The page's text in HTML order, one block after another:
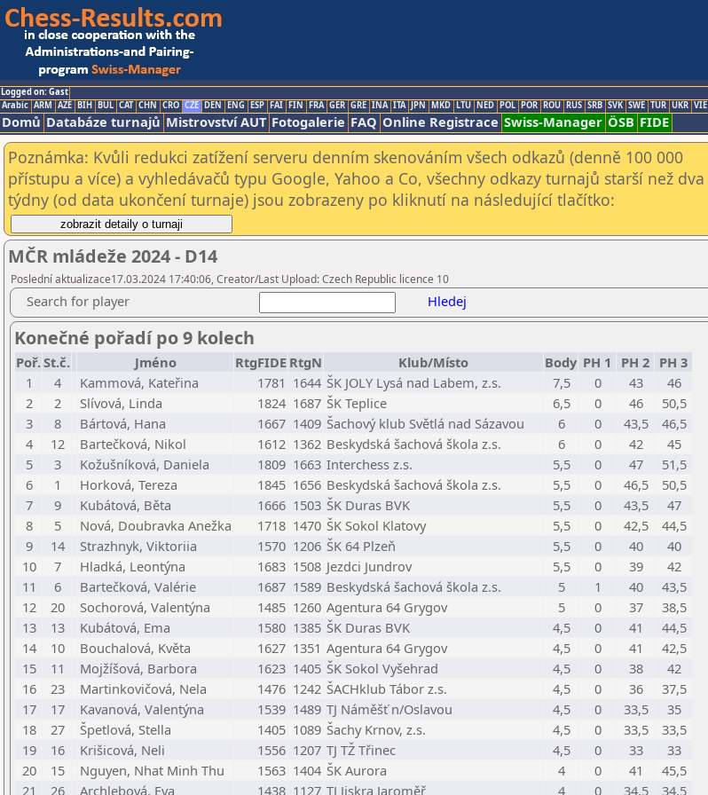
Logged on: Gast
Arabic ARM AZE BIH BUL CAT CHN CRO CZE DEN ENG ESP FAI FIN FRA GER GRE INA ITA JPN MKD LTU NED POL POR ROU RUS SRB SVK SWE TUR UKR VIE
Domů Databáze turnajů Mistrovství AUT Fotogalerie FAQ Online Registrace Swiss-Manager ÖSB FIDE
Poznámka: Kvůli redukci zatížení serveru denním skenováním všech odkazů (denně 100 000
přístupu a více) a vyhledávačů typu Google, Yahoo a Co, všechny odkazy turnajů starší než dva
týdny (od data ukončení turnaje) jsou zobrazeny po kliknutí na následující tlačítko:
MČR mládeže 2024 - D14
Poslední aktualizace17.03.2024 17:40:06, Creator/Last Upload: Czech Republic licence 10
Search for player Hledej
Konečné pořadí po 9 kolech
Poř.St.č. Jméno RtgFIDE RtgN Klub/Místo Body PH 1 PH 2 PH 3
1
4 Kammová, Kateřina 1781 1644 ŠK JOLY Lysá nad Labem, z.s. 7,5 0 43
46
2
2 Slívová, Linda 1824 1687 ŠK Teplice 6,5 0 46
50,5
3
8 Bártová, Hana 1667 1409 Šachový klub Světlá nad Sázavou 6 0 43,5
46,5
4
12 Bartečková, Nikol 1612 1362 Beskydská šachová škola z.s. 6 0 42
45
5
3 Kožušníková, Daniela 1809 1663 Interchess z.s. 5,5 0 47
51,5
6
1 Horková, Tereza 1845 1656 Beskydská šachová škola z.s. 5,5 0 46,5
50,5
7
9 Kubátová, Běta 1666 1503 ŠK Duras BVK 5,5 0 43,5
47
8
5 Nová, Doubravka Anežka 1718 1470 ŠK Sokol Klatovy 5,5 0 42,5
44,5
9
14 Strazhnyk, Viktoriia 1570 1206 ŠK 64 Plzeň 5,5 0 40
40
10
7 Hladká, Leontýna 1683 1508 Jezdci Jundrov 5,5 0 39
42
11
6 Bartečková, Valérie 1687 1589 Beskydská šachová škola z.s. 5 1 40
43,5
12
20 Sochorová, Valentýna 1485 1260 Agentura 64 Grygov 5 0 37
38,5
13
13 Kubátová, Ema 1580 1385 ŠK Duras BVK 4,5 0 41
44,5
14
10 Bouchalová, Květa 1627 1351 Agentura 64 Grygov 4,5 0 41
42,5
15
11 Mojžíšová, Barbora 1623 1405 ŠK Sokol Vyšehrad 4,5 0 38
42
16
23 Martinkovičová, Nela 1476 1242 ŠACHklub Tábor z.s. 4,5 0 36
37,5
17
17 Kavanová, Valentýna 1539 1489 TJ Náměšť n/Oslavou 4,5 0 33,5
35
18
27 Špetlová, Stella 1405 1089 Šachy Krnov, z.s. 4,5 0 33,5
33,5
19
16 Krišicová, Neli 1556 1207 TJ TŽ Třinec 4,5 0 33
33
20
15 Nguyen, Nhat Minh Thu 1563 1404 ŠK Aurora 4 0 41
45,5
21
26 Archlebová, Eva 1438 1127 TJ Jiskra Jaroměř 4 0 34,5 34,5